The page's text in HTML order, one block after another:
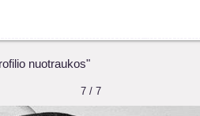
nuotraukos"
7 / 7